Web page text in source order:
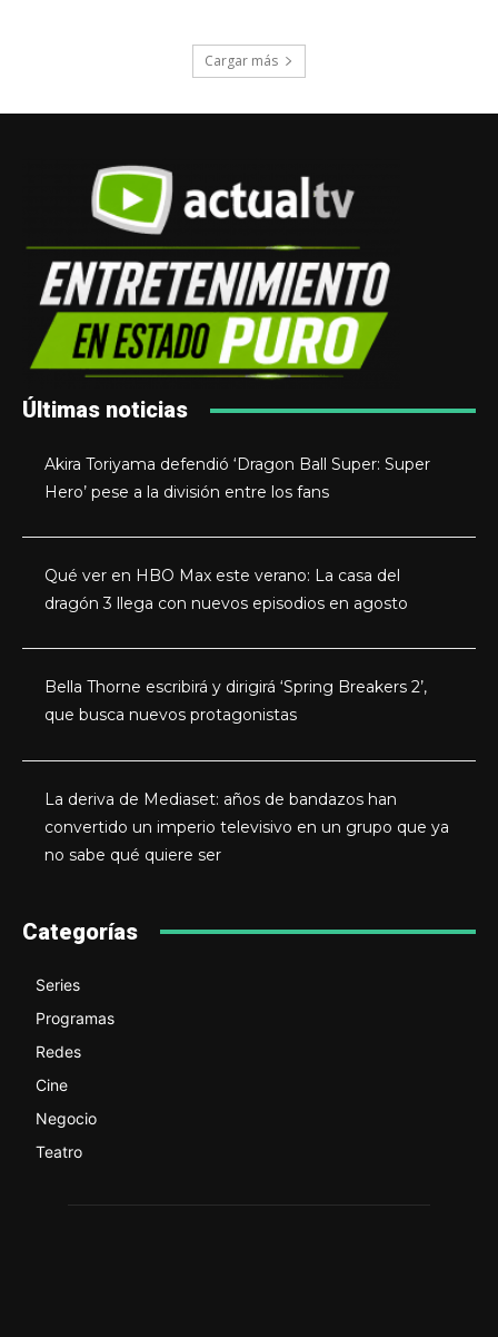
Cargar más
Últimas noticias
Akira Toriyama defendió ‘Dragon Ball Super: Super
Hero’ pese a la división entre los fans
Qué ver en HBO Max este verano: La casa del
dragón 3 llega con nuevos episodios en agosto
Bella Thorne escribirá y dirigirá ‘Spring Breakers 2’,
que busca nuevos protagonistas
La deriva de Mediaset: años de bandazos han
convertido un imperio televisivo en un grupo que ya
no sabe qué quiere ser
Categorías
Series
Programas
Redes
Cine
Negocio
Teatro